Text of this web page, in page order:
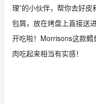
理”的小伙伴，帮你去好
包屑，放在烤盘上直接送
开吃啦！Morrisons这款
肉吃起来相当有实感！